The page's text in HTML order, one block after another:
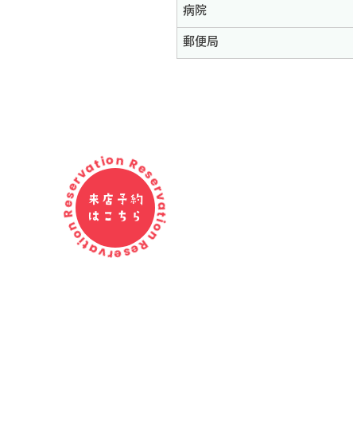
Reservation Reservation Reservation
来店予約
はこちら
病院
郵便局